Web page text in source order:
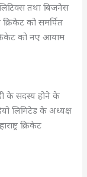
तथा बिजनेस
को समर्पित
को नए आयाम
के सदस्य होने के
लिमिटेड के अध्यक्ष
क्रिकेट